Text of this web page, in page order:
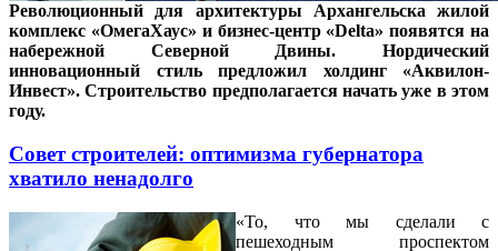
Революционный для архитектуры Архангельска жилой
комплекс «ОмегаХаус» и бизнес-центр «Delta» появятся на
набережной Северной Двины. Нордический
инновационный стиль предложил холдинг «Аквилон-
Инвест». Строительство предполагается начать уже в этом
году.
Совет строителей: оптимизма губернатора
хватило ненадолго
«То, что мы сделали с
пешеходным проспектом